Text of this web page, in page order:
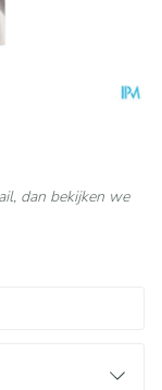
dan bekijken we